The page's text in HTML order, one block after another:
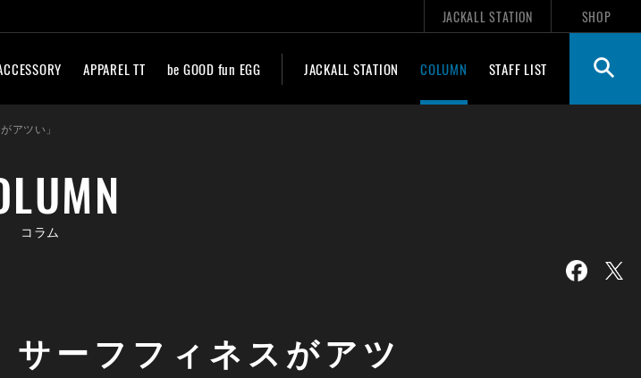
JACKALL STATION SHOP
APPAREL TT be GOOD fun EGG JACKALL STATION COLUMN STAFF LIST
アツい」
コラム
サーフフィネスがアツ